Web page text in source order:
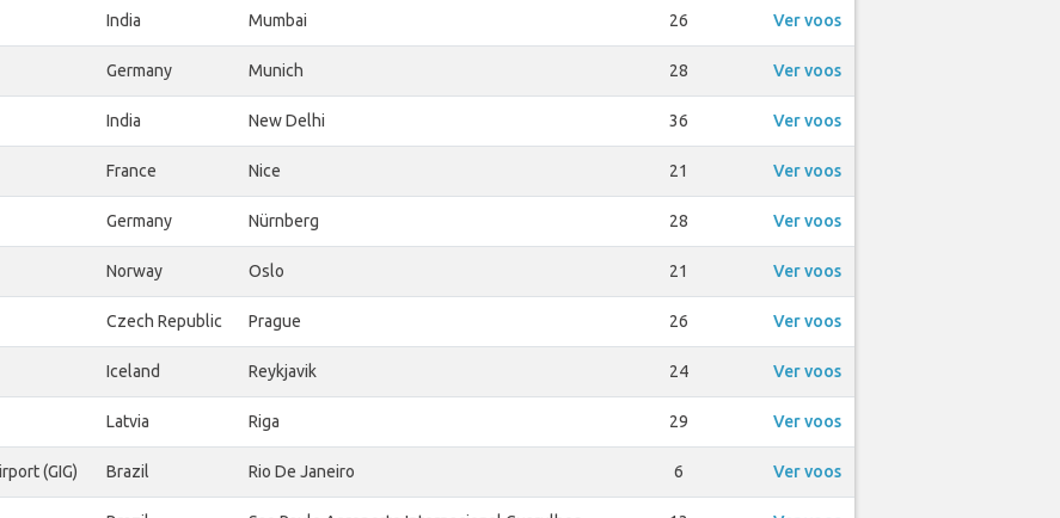
India Mumbai 26 Ver voos
Germany Munich 28 Ver voos
India New Delhi 36 Ver voos
France Nice 21 Ver voos
Germany Nürnberg 28 Ver voos
Norway Oslo 21 Ver voos
Czech Republic Prague 26 Ver voos
Iceland Reykjavik 24 Ver voos
Latvia Riga 29 Ver voos
(GIG) Brazil Rio De Janeiro 6 Ver voos